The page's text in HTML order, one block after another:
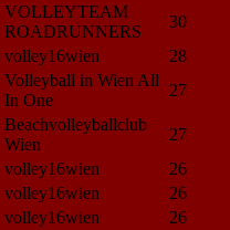
VOLLEYTEAM
ROADRUNNERS
30
volley16wien
28
Volleyball in Wien All
In One
27
Beachvolleyballclub
Wien
27
volley16wien
26
volley16wien
26
volley16wien
26